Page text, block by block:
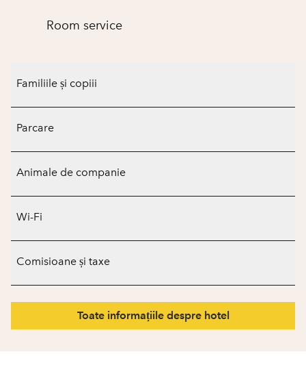
Room service
Familiile și copiii
Parcare
Animale de companie
Wi-Fi
Comisioane și taxe
Toate informațiile despre hotel